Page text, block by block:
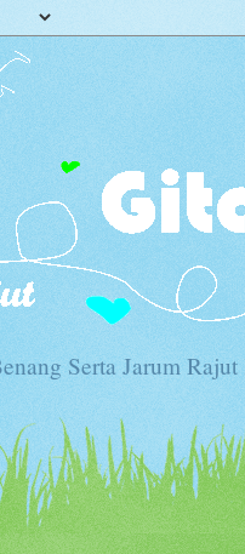
Serta Jarum